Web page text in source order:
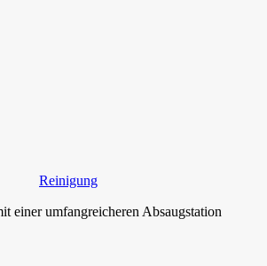
Reinigung
einer umfangreicheren Absaugstation